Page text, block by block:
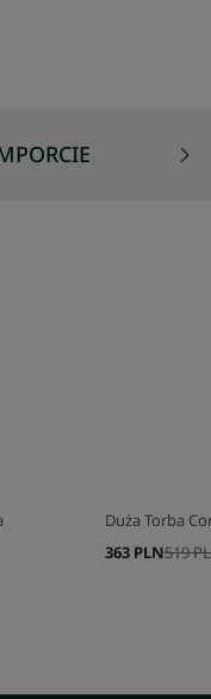
Duża Torba
519
363 PLN